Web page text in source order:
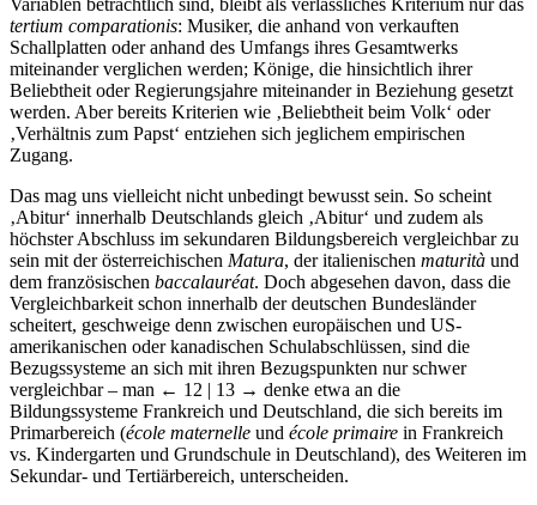
Variablen beträchtlich sind, bleibt als verlässliches Kriterium nur das
tertium comparationis: Musiker, die anhand von verkauften
Schallplatten oder anhand des Umfangs ihres Gesamtwerks
miteinander verglichen werden; Könige, die hinsichtlich ihrer
Beliebtheit oder Regierungsjahre miteinander in Beziehung gesetzt
werden. Aber bereits Kriterien wie ‚Beliebtheit beim Volk‘ oder
‚Verhältnis zum Papst‘ entziehen sich jeglichem empirischen
Zugang.
Das mag uns vielleicht nicht unbedingt bewusst sein. So scheint
‚Abitur‘ innerhalb Deutschlands gleich ‚Abitur‘ und zudem als
höchster Abschluss im sekundaren Bildungsbereich vergleichbar zu
sein mit der österreichischen Matura, der italienischen maturità und
dem französischen baccalauréat. Doch abgesehen davon, dass die
Vergleichbarkeit schon innerhalb der deutschen Bundesländer
scheitert, geschweige denn zwischen europäischen und US-
amerikanischen oder kanadischen Schulabschlüssen, sind die
Bezugssysteme an sich mit ihren Bezugspunkten nur schwer
vergleichbar – man ← 12 | 13 → denke etwa an die
Bildungssysteme Frankreich und Deutschland, die sich bereits im
Primarbereich (école maternelle und école primaire in Frankreich
vs. Kindergarten und Grundschule in Deutschland), des Weiteren im
Sekundar- und Tertiärbereich, unterscheiden.